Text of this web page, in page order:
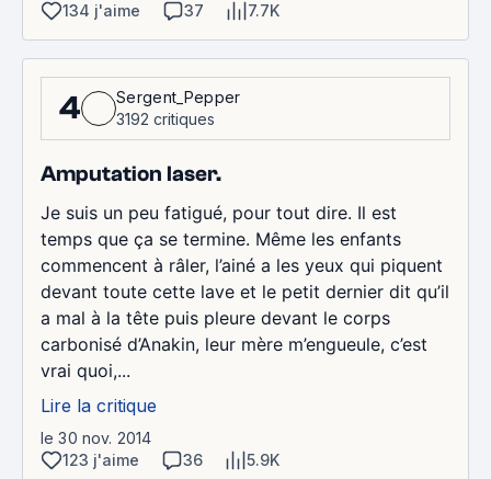
134 j'aime
37 7.7K
4
Sergent_Pepper
3192 critiques
Amputation laser.
Je suis un peu fatigué, pour tout dire. Il est
temps que ça se termine. Même les enfants
commencent à râler, l’ainé a les yeux qui piquent
devant toute cette lave et le petit dernier dit qu’il
a mal à la tête puis pleure devant le corps
carbonisé d’Anakin, leur mère m’engueule, c’est
vrai quoi,...
Lire la critique
le 30 nov. 2014
123 j'aime
36 5.9K